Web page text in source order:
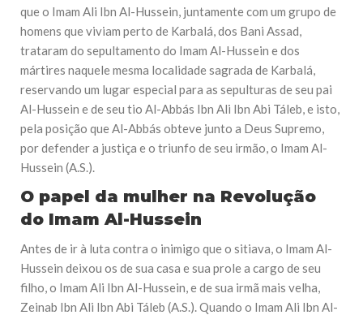
que o Imam Ali Ibn Al-Hussein, juntamente com um grupo de
homens que viviam perto de Karbalá, dos Bani Assad,
trataram do sepultamento do Imam Al-Hussein e dos
mártires naquele mesma localidade sagrada de Karbalá,
reservando um lugar especial para as sepulturas de seu pai
Al-Hussein e de seu tio Al-Abbás Ibn Ali Ibn Abi Táleb, e isto,
pela posição que Al-Abbás obteve junto a Deus Supremo,
por defender a justiça e o triunfo de seu irmão, o Imam Al-
Hussein (A.S.).
O papel da mulher na Revolução
do Imam Al-Hussein
Antes de ir à luta contra o inimigo que o sitiava, o Imam Al-
Hussein deixou os de sua casa e sua prole a cargo de seu
filho, o Imam Ali Ibn Al-Hussein, e de sua irmã mais velha,
Zeinab Ibn Ali Ibn Abi Táleb (A.S.). Quando o Imam Ali Ibn Al-